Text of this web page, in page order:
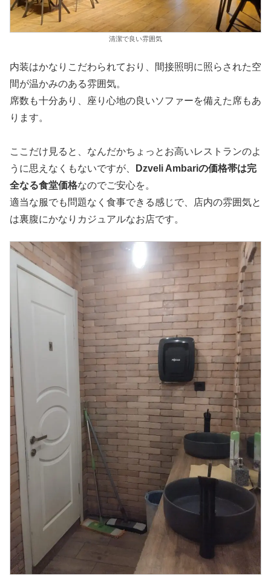
清潔で良い雰囲気
内装はかなりこだわられており、間接照明に照らされた空
間が温かみのある雰囲気。
席数も十分あり、座り心地の良いソファーを備えた席もあ
ります。
ここだけ見ると、なんだかちょっとお高いレストランのよ
うに思えなくもないですが、
Dzveli Ambariの価格帯は完
全なる食堂価格なのでご安心を。
適当な服でも問題なく食事できる感じで、店内の雰囲気と
は裏腹にかなりカジュアルなお店です。